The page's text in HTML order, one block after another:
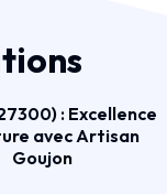
: Excellence
avec Artisan
Goujon